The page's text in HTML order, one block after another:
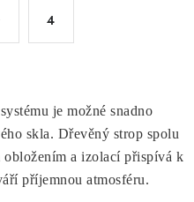
4
je možné snadno
skla. Dřevěný strop spolu
a izolací přispívá k
příjemnou atmosféru.